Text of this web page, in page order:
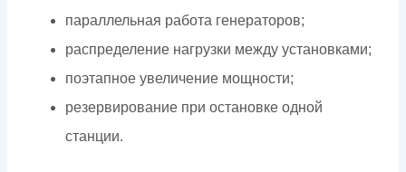
параллельная работа генераторов;
распределение нагрузки между установками;
поэтапное увеличение мощности;
резервирование при остановке одной
станции.